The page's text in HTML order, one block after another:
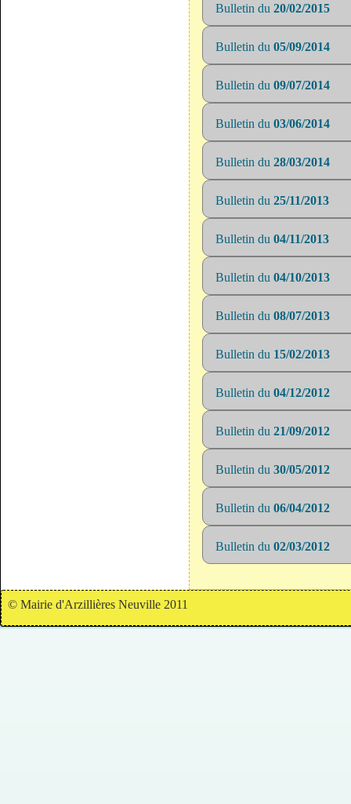
Bulletin du 20/02/2015
Bulletin du 05/09/2014
Bulletin du 09/07/2014
Bulletin du 03/06/2014
Bulletin du 28/03/2014
Bulletin du 25/11/2013
Bulletin du 04/11/2013
Bulletin du 04/10/2013
Bulletin du 08/07/2013
Bulletin du 15/02/2013
Bulletin du 04/12/2012
Bulletin du 21/09/2012
Bulletin du 30/05/2012
Bulletin du 06/04/2012
Bulletin du 02/03/2012
© Mairie d'Arzillières Neuville 2011